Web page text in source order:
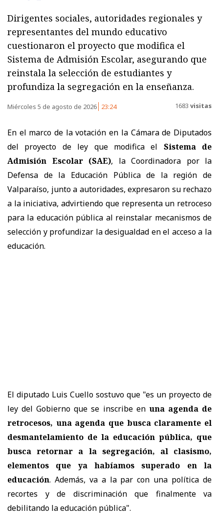
Dirigentes sociales, autoridades regionales y
representantes del mundo educativo
cuestionaron el proyecto que modifica el
Sistema de Admisión Escolar, asegurando que
reinstala la selección de estudiantes y
profundiza la segregación en la enseñanza.
Miércoles 5 de agosto de 2026 23:24 1683 visitas
En el marco de la votación en la Cámara de Diputados
del proyecto de ley que modifica el
Sistema de
Admisión Escolar (SAE), la Coordinadora por la
Defensa de la Educación Pública de la región de
Valparaíso, junto a autoridades, expresaron su rechazo
a la iniciativa, advirtiendo que representa un retroceso
para la educación pública al reinstalar mecanismos de
selección y profundizar la desigualdad en el acceso a la
educación.
El diputado Luis Cuello sostuvo que "es un proyecto de
ley del Gobierno que se inscribe enuna agenda de
retrocesos, una agenda que busca claramente el
desmantelamiento de la educación pública, que
busca retornar a la segregación, al clasismo,
elementos que ya habíamos superado en la
educación. Además, va a la par con una política de
recortes y de discriminación que finalmente va
debilitando la educación pública".